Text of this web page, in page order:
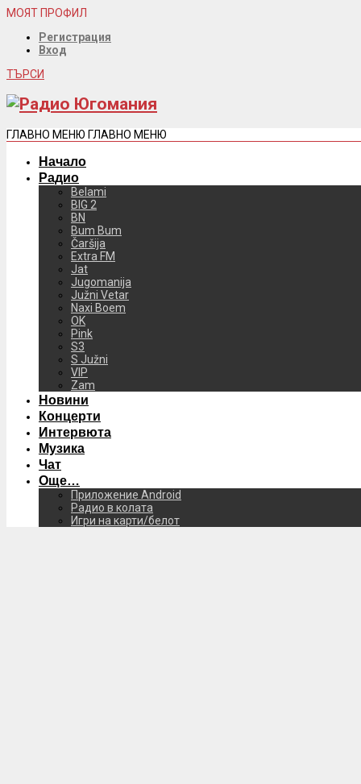
МОЯТ ПРОФИЛ
Регистрация
Вход
ТЪРСИ
ГЛАВНО МЕНЮ ГЛАВНО МЕНЮ
Начало
Радио
Belami
BIG 2
BN
Bum Bum
Čaršija
Extra FM
Jat
Jugomanija
Južni Vetar
Naxi Boem
OK
Pink
S3
S Južni
VIP
Zam
Новини
Концерти
Интервюта
Музика
Чат
Още…
Приложение Android
Радио в колата
Игри на карти/белот